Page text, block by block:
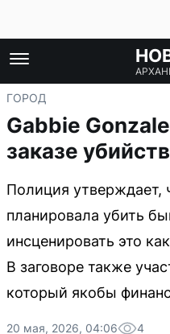
ГОРОД
Gabbie
заказе
Полиция утверждает,
планировала убить
инсценировать это
В заговоре также
который якобы
20 мая, 2026, 04:06 4